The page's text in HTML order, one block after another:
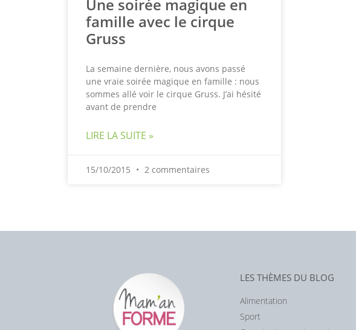
Une soirée magique en
famille avec le cirque
Gruss
La semaine dernière, nous avons passé
une vraie soirée magique en famille : nous
sommes allé voir le cirque Gruss. J’ai hésité
avant de prendre
LIRE LA SUITE »
15/10/2015 2 commentaires
LES THÈMES DU BLOG
Alimentation
Sport